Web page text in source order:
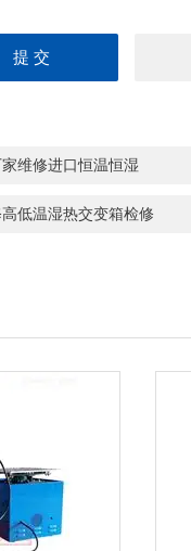
维修进口恒温恒湿
低温湿热交变箱检修